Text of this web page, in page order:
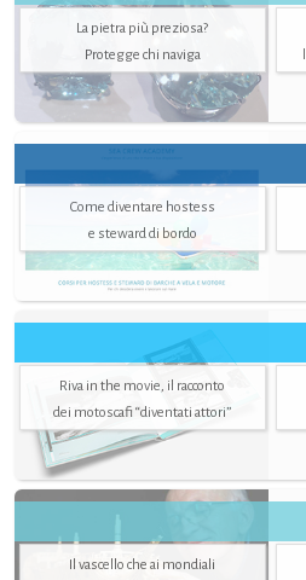
La pietra più preziosa?
Protegge chi naviga
Come diventare hostess
e steward di bordo
Riva in the movie, il racconto
dei motoscafi “diventati attori”
Il vascello che ai mondiali